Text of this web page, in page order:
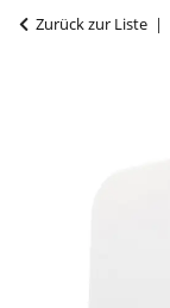
Zurück zur Liste